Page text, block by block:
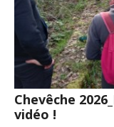
Chevêche
vidéo !